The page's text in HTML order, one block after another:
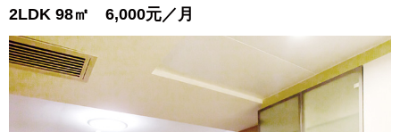
2LDK 98㎡ 6,000元／月